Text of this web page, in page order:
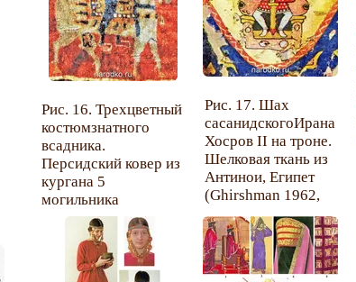
Рис. 16. Трехцветный
костюмзнатного
всадника.
Персидский ковер из
кургана 5
могильника
Пазырык,
Эрмитаж(Полосьмак,
Баркова 2005, рис.
4.10).
Рис. 17. Шах
сасанидскогоИрана
Хосров II на троне.
Шелковая ткань из
Антинои, Египет
(Ghirshman 1962,
fig. 289).